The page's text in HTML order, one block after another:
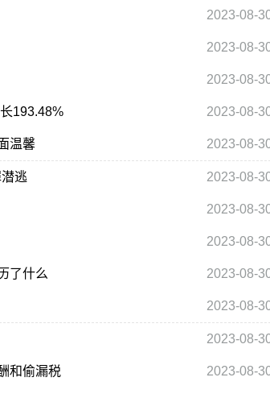
2023-08-
2023-08-
2023-08-
193.48% 2023-08-
温馨 2023-08-
逃 2023-08-
2023-08-
2023-08-
了什么 2023-08-
2023-08-
2023-08-
和偷漏税 2023-08-